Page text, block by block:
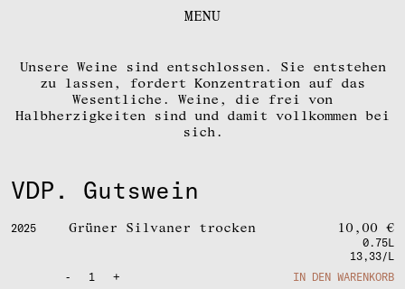
MENU
DOWNLOADS
DE|EN
INSTAGRAM
Unsere Weine sind entschlossen. Sie entstehen
zu lassen, fordert Konzentration auf das
Wesentliche. Weine, die frei von
Halbherzigkeiten sind und damit vollkommen bei
sich.
VDP. Gutswein
2025 Grüner Silvaner trocken 10,00 €
0.75L
13,33/L
-
1 +
IN DEN WARENKORB